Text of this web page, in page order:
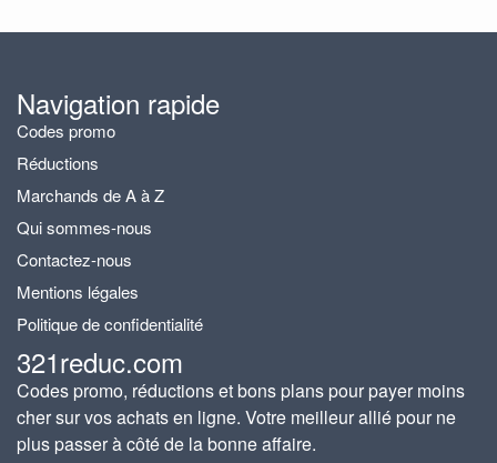
Navigation rapide
Codes promo
Réductions
Marchands de A à Z
Qui sommes-nous
Contactez-nous
Mentions légales
Politique de confidentialité
321reduc.com
Codes promo, réductions et bons plans pour payer moins
cher sur vos achats en ligne. Votre meilleur allié pour ne
plus passer à côté de la bonne affaire.